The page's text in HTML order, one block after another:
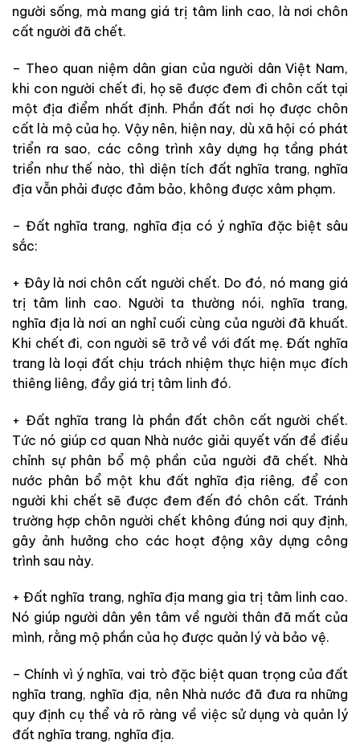
người sống, mà mang giá trị tâm linh cao, là nơi chôn
cất người đã chết.
– Theo quan niệm dân gian của người dân Việt Nam,
khi con người chết đi, họ sẽ được đem đi chôn cất tại
một địa điểm nhất định. Phần đất nơi họ được chôn
cất là mộ của họ. Vậy nên, hiện nay, dù xã hội có phát
triển ra sao, các công trình xây dựng hạ tầng phát
triển như thế nào, thì diện tích đất nghĩa trang, nghĩa
địa vẫn phải được đảm bảo, không được xâm phạm.
– Đất nghĩa trang, nghĩa địa có ý nghĩa đặc biệt sâu
sắc:
+ Đây là nơi chôn cất người chết. Do đó, nó mang giá
trị tâm linh cao. Người ta thường nói, nghĩa trang,
nghĩa địa là nơi an nghỉ cuối cùng của người đã khuất.
Khi chết đi, con người sẽ trở về với đất mẹ. Đất nghĩa
trang là loại đất chịu trách nhiệm thực hiện mục đích
thiêng liêng, đầy giá trị tâm linh đó.
+ Đất nghĩa trang là phần đất chôn cất người chết.
Tức nó giúp cơ quan Nhà nước giải quyết vấn đề điều
chỉnh sự phân bổ mộ phần của người đã chết. Nhà
nước phân bổ một khu đất nghĩa địa riêng, để con
người khi chết sẽ được đem đến đó chôn cất. Tránh
trường hợp chôn người chết không đúng nơi quy định,
gây ảnh hưởng cho các hoạt động xây dựng công
trình sau này.
+ Đất nghĩa trang, nghĩa địa mang gia trị tâm linh cao.
Nó giúp người dân yên tâm về người thân đã mất của
mình, rằng mộ phần của họ được quản lý và bảo vệ.
– Chính vì ý nghĩa, vai trò đặc biệt quan trọng của đất
nghĩa trang, nghĩa địa, nên Nhà nước đã đưa ra những
quy định cụ thể và rõ ràng về việc sử dụng và quản lý
đất nghĩa trang, nghĩa địa.